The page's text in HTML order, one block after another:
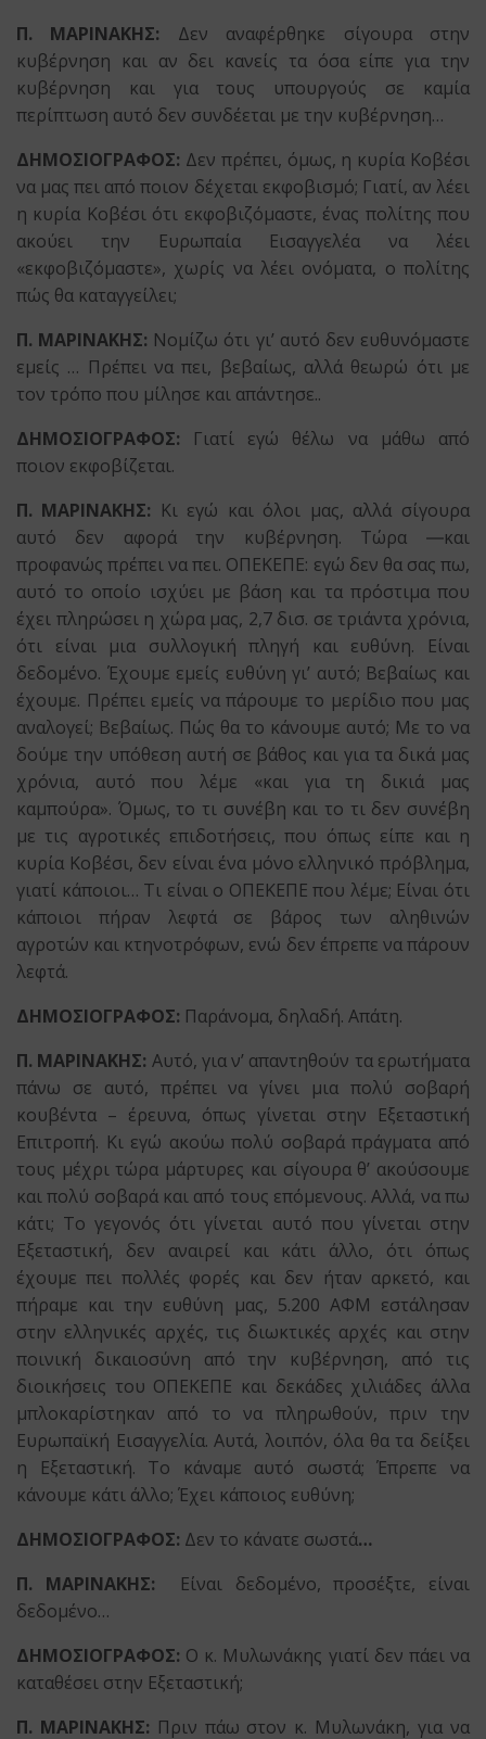
Π. ΜΑΡΙΝΑΚΗΣ: Δεν αναφέρθηκε σίγουρα στην
κυβέρνηση και αν δει κανείς τα όσα είπε για την
κυβέρνηση και για τους υπουργούς σε καμία
περίπτωση αυτό δεν συνδέεται με την κυβέρνηση…
ΔΗΜΟΣΙΟΓΡΑΦΟΣ: Δεν πρέπει, όμως, η κυρία Κοβέσι
να μας πει από ποιον δέχεται εκφοβισμό; Γιατί, αν λέει
η κυρία Κοβέσι ότι εκφοβιζόμαστε, ένας πολίτης που
ακούει την Ευρωπαία Εισαγγελέα να λέει
«εκφοβιζόμαστε», χωρίς να λέει ονόματα, ο πολίτης
πώς θα καταγγείλει;
Π. ΜΑΡΙΝΑΚΗΣ: Νομίζω ότι γι’ αυτό δεν ευθυνόμαστε
εμείς … Πρέπει να πει, βεβαίως, αλλά θεωρώ ότι με
τον τρόπο που μίλησε και απάντησε..
ΔΗΜΟΣΙΟΓΡΑΦΟΣ: Γιατί εγώ θέλω να μάθω από
ποιον εκφοβίζεται.
Π. ΜΑΡΙΝΑΚΗΣ: Κι εγώ και όλοι μας, αλλά σίγουρα
αυτό δεν αφορά την κυβέρνηση. Τώρα ―και
προφανώς πρέπει να πει. ΟΠΕΚΕΠΕ: εγώ δεν θα σας πω,
αυτό το οποίο ισχύει με βάση και τα πρόστιμα που
έχει πληρώσει η χώρα μας, 2,7 δισ. σε τριάντα χρόνια,
ότι είναι μια συλλογική πληγή και ευθύνη. Είναι
δεδομένο. Έχουμε εμείς ευθύνη γι’ αυτό; Βεβαίως και
έχουμε. Πρέπει εμείς να πάρουμε το μερίδιο που μας
αναλογεί; Βεβαίως. Πώς θα το κάνουμε αυτό; Με το να
δούμε την υπόθεση αυτή σε βάθος και για τα δικά μας
χρόνια, αυτό που λέμε «και για τη δικιά μας
καμπούρα». Όμως, το τι συνέβη και το τι δεν συνέβη
με τις αγροτικές επιδοτήσεις, που όπως είπε και η
κυρία Κοβέσι, δεν είναι ένα μόνο ελληνικό πρόβλημα,
γιατί κάποιοι… Τι είναι ο ΟΠΕΚΕΠΕ που λέμε; Είναι ότι
κάποιοι πήραν λεφτά σε βάρος των αληθινών
αγροτών και κτηνοτρόφων, ενώ δεν έπρεπε να πάρουν
λεφτά.
ΔΗΜΟΣΙΟΓΡΑΦΟΣ: Παράνομα, δηλαδή. Απάτη.
Π. ΜΑΡΙΝΑΚΗΣ: Αυτό, για ν’ απαντηθούν τα ερωτήματα
πάνω σε αυτό, πρέπει να γίνει μια πολύ σοβαρή
κουβέντα – έρευνα, όπως γίνεται στην Εξεταστική
Επιτροπή. Κι εγώ ακούω πολύ σοβαρά πράγματα από
τους μέχρι τώρα μάρτυρες και σίγουρα θ’ ακούσουμε
και πολύ σοβαρά και από τους επόμενους. Αλλά, να πω
κάτι; Το γεγονός ότι γίνεται αυτό που γίνεται στην
Εξεταστική, δεν αναιρεί και κάτι άλλο, ότι όπως
έχουμε πει πολλές φορές και δεν ήταν αρκετό, και
πήραμε και την ευθύνη μας, 5.200 ΑΦΜ εστάλησαν
στην ελληνικές αρχές, τις διωκτικές αρχές και στην
ποινική δικαιοσύνη από την κυβέρνηση, από τις
διοικήσεις του ΟΠΕΚΕΠΕ και δεκάδες χιλιάδες άλλα
μπλοκαρίστηκαν από το να πληρωθούν, πριν την
Ευρωπαϊκή Εισαγγελία. Αυτά, λοιπόν, όλα θα τα δείξει
η Εξεταστική. Το κάναμε αυτό σωστά; Έπρεπε να
κάνουμε κάτι άλλο; Έχει κάποιος ευθύνη;
ΔΗΜΟΣΙΟΓΡΑΦΟΣ: Δεν το κάνατε σωστά…
Π. ΜΑΡΙΝΑΚΗΣ:
Είναι δεδομένο, προσέξτε, είναι
δεδομένο…
ΔΗΜΟΣΙΟΓΡΑΦΟΣ: Ο κ. Μυλωνάκης γιατί δεν πάει να
καταθέσει στην Εξεταστική;
Π. ΜΑΡΙΝΑΚΗΣ: Πριν πάω στον κ. Μυλωνάκη, για να